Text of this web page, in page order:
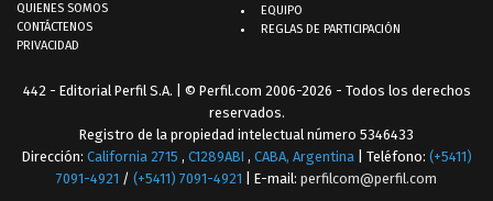
QUIENES SOMOS
CONTÁCTENOS
PRIVACIDAD
EQUIPO
REGLAS DE PARTICIPACIÓN
442 - Editorial Perfil S.A. | © Perfil.com 2006-2026 - Todos los derechos
reservados.
Registro de la propiedad intelectual número 5346433
Dirección: California 2715 , C1289ABI , CABA, Argentina | Teléfono: (+5411)
7091-4921 / (+5411) 7091-4921 | E-mail: perfilcom@perfil.com